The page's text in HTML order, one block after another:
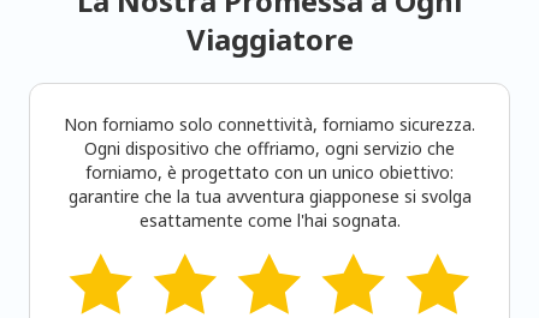
Viaggiatore
Non forniamo solo connettività, forniamo sicurezza.
Ogni dispositivo che offriamo, ogni servizio che
forniamo, è progettato con un unico obiettivo:
garantire che la tua avventura giapponese si svolga
esattamente come l'hai sognata.